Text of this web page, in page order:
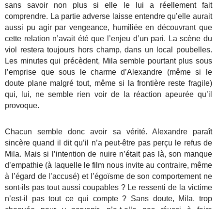
sans savoir non plus si elle le lui a réellement fait
comprendre. La partie adverse laisse entendre qu’elle aurait
aussi pu agir par vengeance, humiliée en découvrant que
cette relation n’avait été que l’enjeu d’un pari. La scène du
viol restera toujours hors champ, dans un local poubelles.
Les minutes qui précèdent, Mila semble pourtant plus sous
l’emprise que sous le charme d’Alexandre (même si le
doute plane malgré tout, même si la frontière reste fragile)
qui, lui, ne semble rien voir de la réaction apeurée qu’il
provoque.
Chacun semble donc avoir sa vérité. Alexandre paraît
sincère quand il dit qu’il n’a peut-être pas perçu le refus de
Mila. Mais si l’intention de nuire n’était pas là, son manque
d’empathie (à laquelle le film nous invite au contraire, même
à l’égard de l’accusé) et l’égoïsme de son comportement ne
sont-ils pas tout aussi coupables ? Le ressenti de la victime
n’est-il pas tout ce qui compte ? Sans doute, Mila, trop